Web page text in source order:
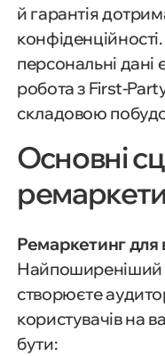
й гарантія
персональні
робота з First-
складовою
Основні
Ремаркетинг для
Найпоширеніший
створюєте
користувачів на
бути: